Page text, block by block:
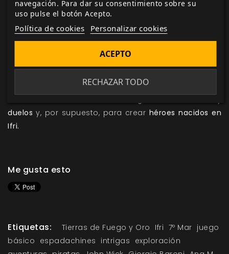
jugador tiene Dados Viles en su reserva, puede
embarcarse en una Historia de Redención de 5 Pasos
estándar para borrar todos sus Dados Viles a la vez.
En definitiva, los Dados Viles añaden una nueva capa
. Además, enTierras de Fuego y Oro
duelos y, por supuesto, para crear héroes nacidos en
Ifri.
Me gusta esto
Etiquetas: Tierras de Fuego y Oro Ifri 7º Mar juego
básico espadachines intrigas exploración
navegación. Para dar su consentimiento sobre su
uso pulse el botón Acepto.
Política de cookies Personalizar cookies
RECHAZAR TODO
ACEPTO